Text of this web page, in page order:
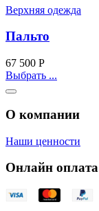
Верхняя одежда
Пальто
67 500 Р
Выбрать ...
О компании
Наши ценности
Онлайн оплата